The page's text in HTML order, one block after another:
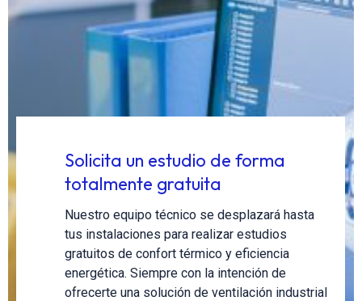
Solicita un estudio de forma
totalmente gratuita
Nuestro equipo técnico se desplazará hasta
tus instalaciones para realizar estudios
gratuitos de confort térmico y eficiencia
energética. Siempre con la intención de
ofrecerte una solución de ventilación industrial